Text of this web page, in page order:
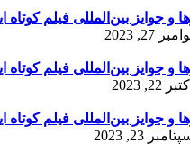
بین‌المللی فیلم کوتاه
27, 2023
بین‌المللی فیلم کوتاه
اکتبر 22, 2023
بین‌المللی فیلم کوتاه
23, 2023